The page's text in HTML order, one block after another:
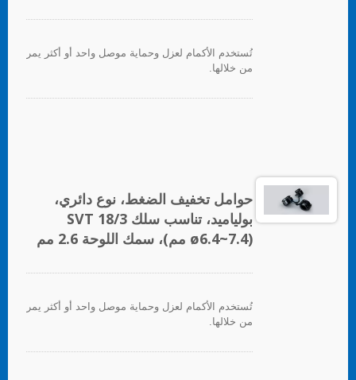
تُستخدم الأكمام لعزل وحماية موصل واحد أو أكثر يمر
من خلالها.
حوامل تخفيف الضغط، نوع دائري،
بولياميد، تناسب سلك SVT 18/3
(ø6.4~7.4 مم)، سمك اللوحة 2.6 مم
تُستخدم الأكمام لعزل وحماية موصل واحد أو أكثر يمر
من خلالها.